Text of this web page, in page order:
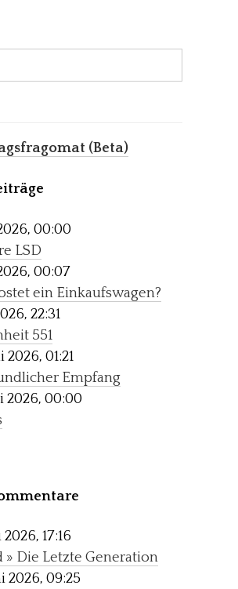
(Beta)
00:00
LSD
00:07
ein Einkaufswagen?
22:31
551
2026, 01:21
Empfang
2026, 00:00
17:16
» Die Letzte Generation
2026, 09:25